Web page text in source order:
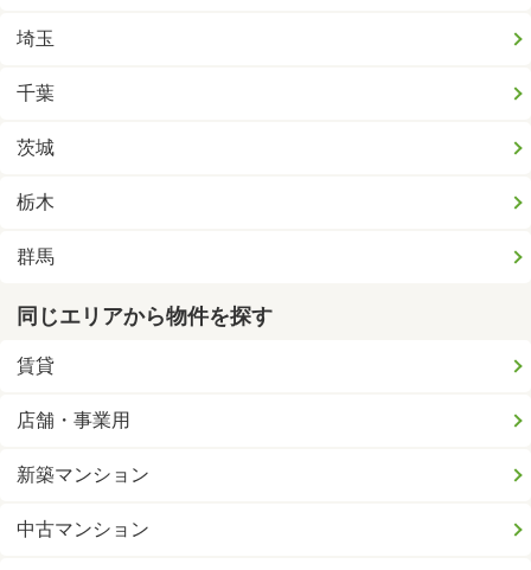
埼玉
千葉
茨城
栃木
群馬
同じエリアから物件を探す
賃貸
店舗・事業用
新築マンション
中古マンション